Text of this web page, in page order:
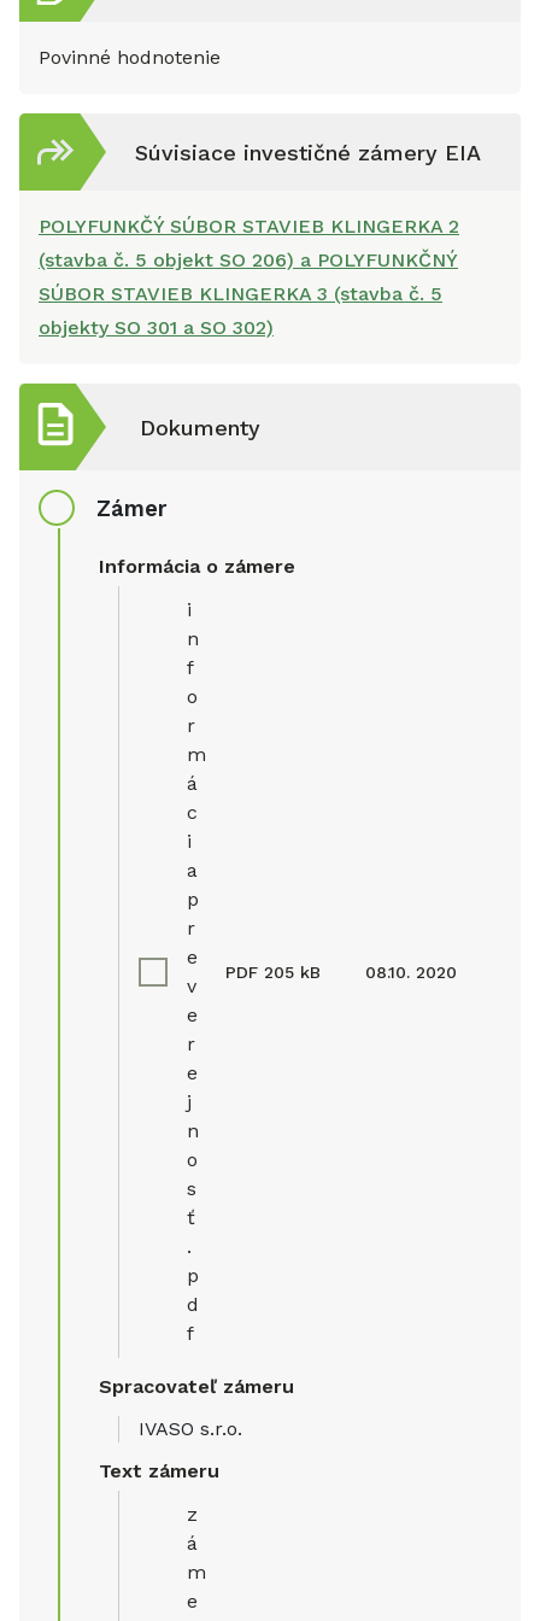
Povinné hodnotenie
Súvisiace investičné zámery EIA
POLYFUNKČÝ SÚBOR STAVIEB KLINGERKA 2
(stavba č. 5 objekt SO 206) a POLYFUNKČNÝ
SÚBOR STAVIEB KLINGERKA 3 (stavba č. 5
objekty SO 301 a SO 302)
Dokumenty
Zámer
Informácia o zámere
i
n
f
o
r
m
á
c
i
a
p
r
e
v
e
r
e
j
n
o
s
ť
.
p
d
f
PDF 205 kB 08.10. 2020
Spracovateľ zámeru
IVASO s.r.o.
Text zámeru
z
á
m
e